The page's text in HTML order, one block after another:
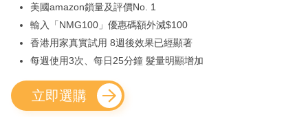
美國amazon鎖量及評價No. 1
輸入「NMG100」優惠碼額外減$100
香港用家真實試用 8週後效果已經顯著
每週使用3次、每日25分鐘 髮量明顯增加
立即選購